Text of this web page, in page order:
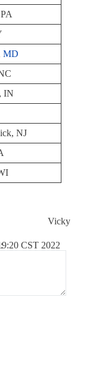
MD
IN
NJ
Vicky
CST 2022